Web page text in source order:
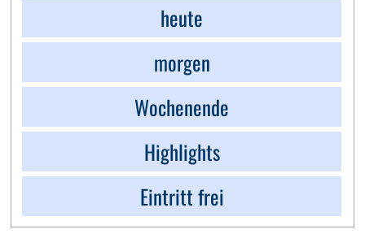
heute
morgen
Wochenende
Highlights
Eintritt frei